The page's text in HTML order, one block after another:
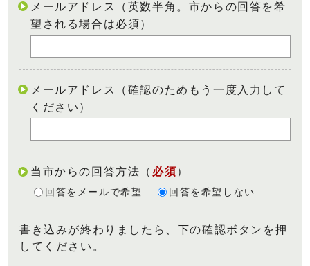
メールアドレス（英数半角。市からの回答を希
望される場合は必須）
メールアドレス（確認のためもう一度入力して
ください）
当市からの回答方法 （ 必須）
回答をメールで希望 回答を希望しない
書き込みが終わりましたら、下の確認ボタンを押
してください。